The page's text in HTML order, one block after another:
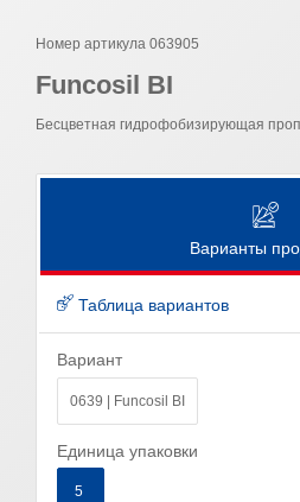
Номер артикула 063905
Funcosil BI
Бесцветная гидрофобизирующая
Варианты
Таблица вариантов
Вариант
0639 | Funcosil BI
Единица упаковки
5